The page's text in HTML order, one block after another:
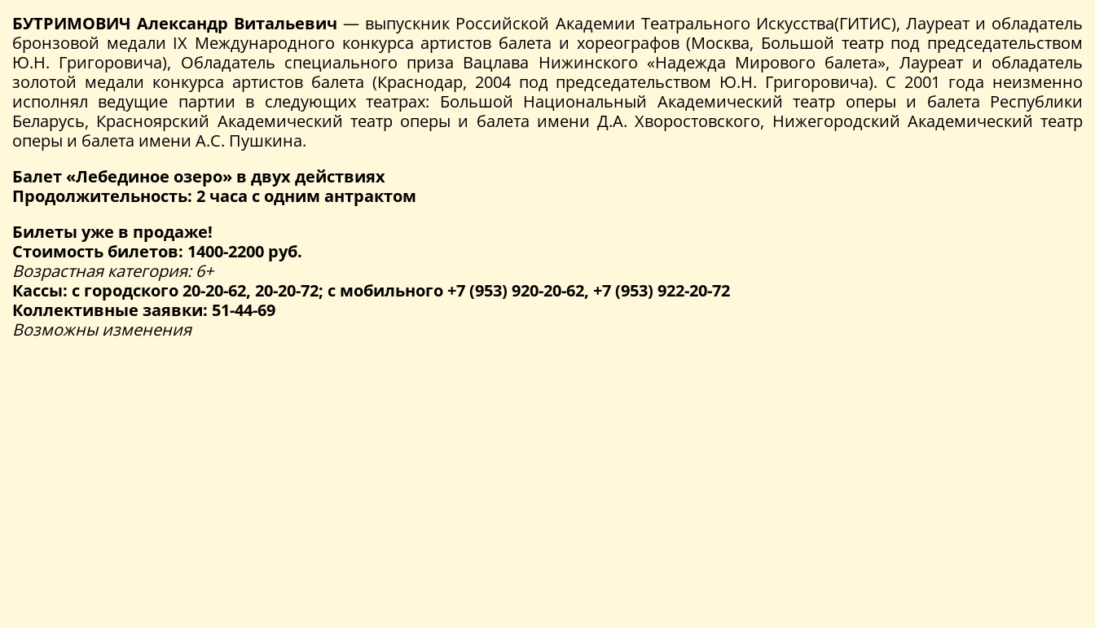
БУТРИМОВИЧ Александр Витальевич — выпускник Российской Академии Театрального Искусства(ГИТИС), Лауреат и обладатель
бронзовой медали IX Международного конкурса артистов балета и хореографов (Москва, Большой театр под председательством
Ю.Н. Григоровича), Обладатель специального приза Вацлава Нижинского «Надежда Мирового балета», Лауреат и обладатель
золотой медали конкурса артистов балета (Краснодар, 2004 под председательством Ю.Н. Григоровича). С 2001 года неизменно
исполнял ведущие партии в следующих театрах: Большой Национальный Академический театр оперы и балета Республики
Беларусь, Красноярский Академический театр оперы и балета имени Д.А. Хворостовского, Нижегородский Академический театр
оперы и балета имени А.С. Пушкина.
Балет «Лебединое озеро» в двух действиях
Продолжительность: 2 часа с одним антрактом
Билеты уже в продаже!
Стоимость билетов: 1400-2200 руб.
Возрастная категория: 6+
Кассы: с городского 20-20-62, 20-20-72; с мобильного +7 (953) 920-20-62, +7 (953) 922-20-72
Коллективные заявки: 51-44-69
Возможны изменения